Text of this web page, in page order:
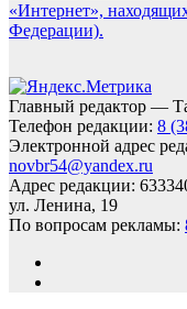
«Интернет»,
Федерации).
Главный редактор —
Телефон редакции: 8
Электронной адрес
novbr54@yandex.ru
Адрес редакции:
ул. Ленина, 19
По вопросам рекламы: